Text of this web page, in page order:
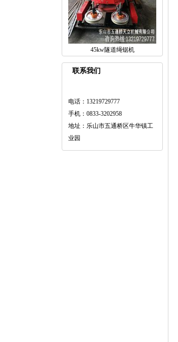
45kw隧道绳锯机
联系我们
电话：13219729777
手机：0833-3202958
地址：乐山市五通桥区牛华镇工
业园